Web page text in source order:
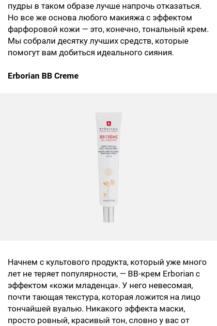
пудры в таком образе лучше напрочь отказаться.
Но все же основа любого макияжа с эффектом
фарфоровой кожи — это, конечно, тональный крем.
Мы собрали десятку лучших средств, которые
помогут вам добиться идеального сияния.
Erborian BB Creme
Начнем с культового продукта, который уже много
лет не теряет популярности, — BB‑крем Erborian с
эффектом «кожи младенца». У него невесомая,
почти тающая текстура, которая ложится на лицо
тончайшей вуалью. Никакого эффекта маски,
просто ровный, красивый тон, словно у вас от